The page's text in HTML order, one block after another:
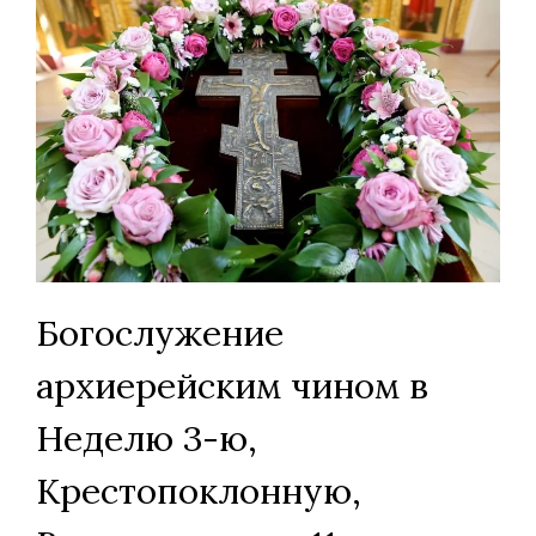
Богослужение
архиерейским чином в
Неделю 3-ю,
Крестопоклонную,